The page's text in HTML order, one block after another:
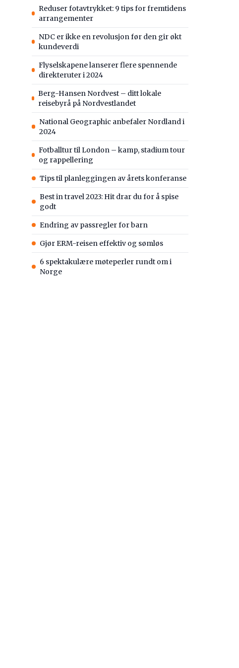
Reduser fotavtrykket: 9 tips for fremtidens
arrangementer
NDC er ikke en revolusjon før den gir økt
kundeverdi
Flyselskapene lanserer flere spennende
direkteruter i 2024
Berg-Hansen Nordvest – ditt lokale
reisebyrå på Nordvestlandet
National Geographic anbefaler Nordland i
2024
Fotballtur til London – kamp, stadium tour
og rappellering
Tips til planleggingen av årets konferanse
Best in travel 2023: Hit drar du for å spise
godt
Endring av passregler for barn
Gjør ERM-reisen effektiv og sømløs
6 spektakulære møteperler rundt om i
Norge